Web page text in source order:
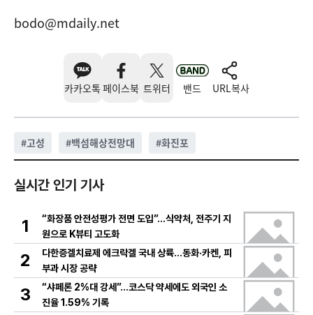
bodo@mdaily.net
카카오톡 페이스북 트위터 밴드 URL복사
#고성 #백섬해상전망대 #화진포
실시간 인기 기사
1
“화장품 안전성평가 전면 도입”…식약처, 전주기 지
원으로 K뷰티 고도화
2
다한증겔치료제 에크락겔 국내 상륙…동화·카켄, 피
부과 시장 공략
3
“샤페론 2%대 강세”…코스닥 약세에도 외국인 소
진율 1.59% 기록